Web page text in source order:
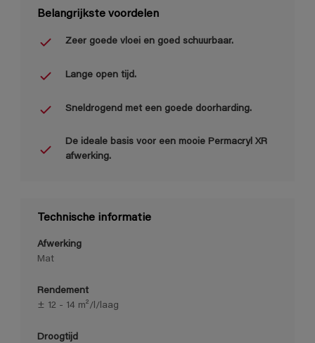
Belangrijkste voordelen
Zeer goede vloei en goed schuurbaar.
Lange open tijd.
Sneldrogend met een goede doorharding.
De ideale basis voor een mooie Permacryl XR
afwerking.
Technische informatie
Afwerking
Mat
Rendement
± 12 - 14 m²/l/laag
Droogtijd